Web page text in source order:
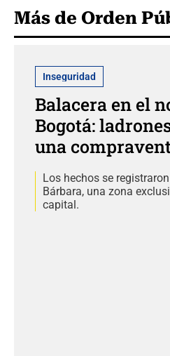
Más de Orden
Inseguridad
Balacera en el
Bogotá:
una
Los hechos se
Bárbara, una zona
capital.